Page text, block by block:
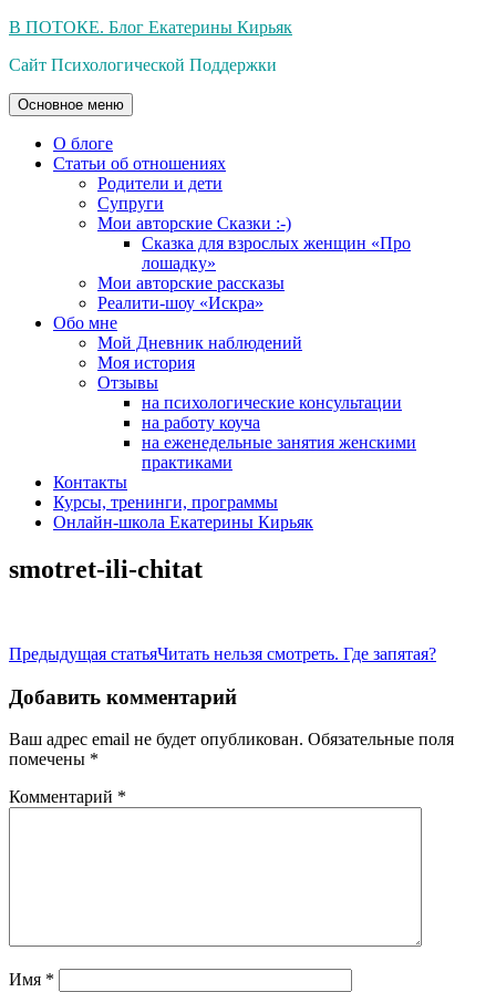
Перейти
содержимому
В ПОТОКЕ. Блог Екатерины Кирьяк
Сайт Психологической Поддержки
Основное меню
О блоге
Статьи об отношениях
Родители и дети
Супруги
Мои авторские Сказки :-)
Сказка для взрослых женщин «Про
лошадку»
Мои авторские рассказы
Реалити-шоу «Искра»
Обо мне
Мой Дневник наблюдений
Моя история
Отзывы
на психологические консультации
на работу коуча
на еженедельные занятия женскими
практиками
Контакты
Курсы, тренинги, программы
Онлайн-школа Екатерины Кирьяк
smotret-ili-chitat
Навигация
по
записям
Предыдущая статьяЧитать нельзя смотреть. Где запятая?
Добавить комментарий
Ваш адрес email не будет опубликован. Обязательные поля
помечены *
Комментарий *
Имя *